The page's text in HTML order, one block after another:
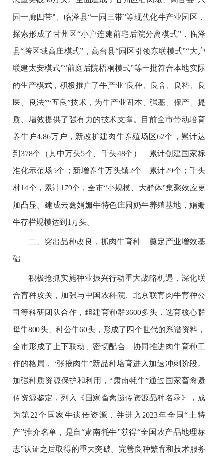
园一廊四带”、临泽县“一园三带”等现代化牛产业园区，
探索形成了甘州区“小户连建前宅后院分离模式”，临泽
县“跨区域高庄模式”，高台县“园区引领东联模式”“大户
联建太安模式”“前庭后院梧桐模式”等一批符合本地实际
的生产模式，积极推广了牛产业“良种、良舍、良料、良
医、良法”“五良”技术，为牛产业固本、强基、保产、提
质、增效提供了强有力的技术支撑。目前全市带动培育
养牛户4.86万户，新改扩建肉牛养殖场区62个，累计达
到378个 （其中万头5个、千头48个）， 累计创建国家标
准化示范场5个 ；新增养牛万头镇2个，累计29个；千头
村14个，累计179个，全市“小规模、大群体”集聚效应更
加凸显。建成云鑫娟姗牛特色庄园奶牛养殖基地，娟姗
牛存栏规模达到 1万头。
二 、突出品种改良，抓肉牛育种，奠定产业增效基
础
积极抢抓实施种业振兴行动重大战略机遇，深化联
合育种攻关，加强与中国农科院、北京联育肉牛育种公
司等科研团队合作，组建育种群3600多头，选育核心群
母牛800头、种公牛60头，形成了四个世代的系谱资料，
全市形成了上下联动、密切配合、协同推进肉牛育种工
作的格局 ， “张掖肉牛”新品种培育进入加速冲刺阶段。
加强种质资源保护和利用，“肃南牦牛”通过国家畜禽遗
传资源鉴定，列入《国家畜禽遗传资源品种名录》，成
为第22个国家牛遗传资源，并进入2023年全国“土特
产”推介名单，是自“肃南牦牛”获得“全国农产品地理标
志”认证之后取得的重大突破。完善良种繁育和技术服务